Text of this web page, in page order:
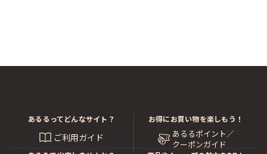
あるるってどんなサイト？
ご利用ガイド
お得にお買い物を楽しもう！
あるるポイント／
クーポンガイド